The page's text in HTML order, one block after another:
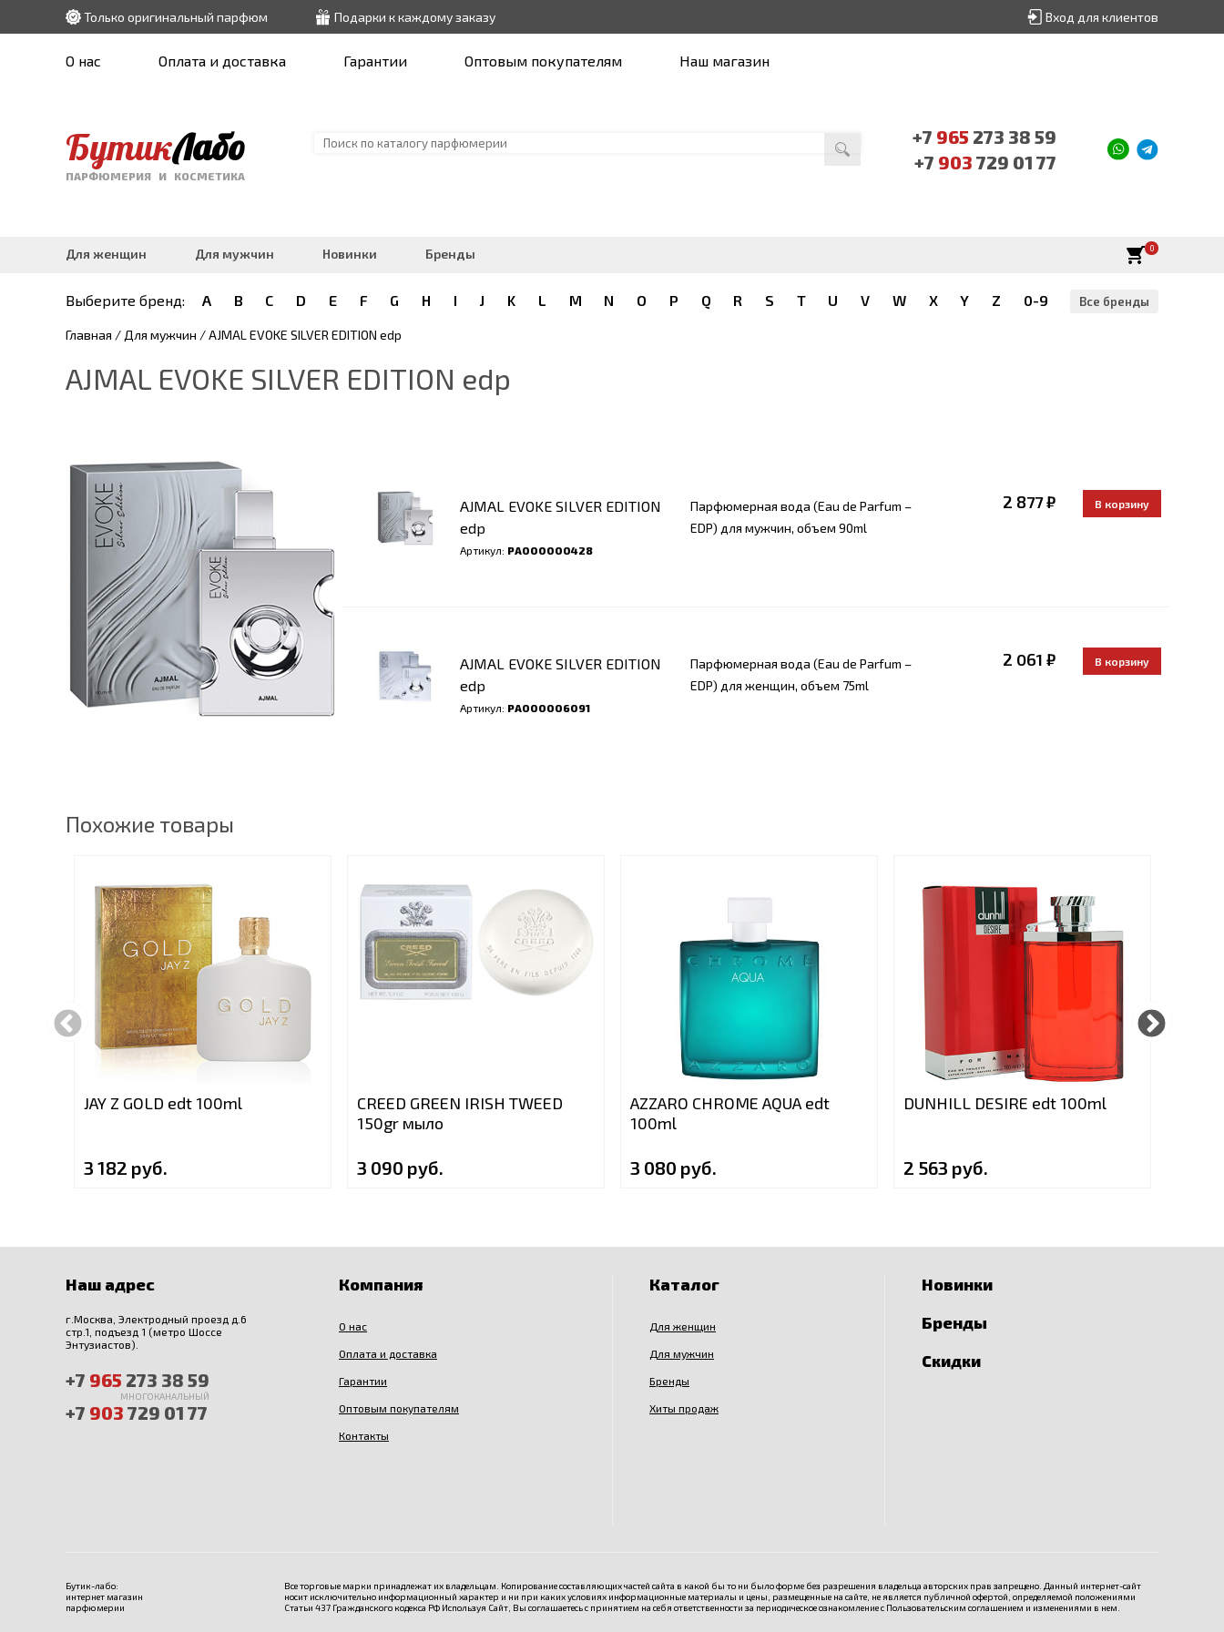
Только оригинальный парфюм Подарки к каждому заказу Вход для клиентов
О нас Оплата и доставка Гарантии Оптовым покупателям Наш магазин
БутикЛабо
ПАРФЮМЕРИЯ И КОСМЕТИКА
+7 965 273 38 59
+7 903 729 01 77
Для женщин Для мужчин Новинки Бренды 0
Выберите бренд: A B C D E F G H I J K L M N O P Q R S T U V W X Y Z 0-9 Все бренды
Главная / Для мужчин / AJMAL EVOKE SILVER EDITION edp
AJMAL EVOKE SILVER EDITION edp
AJMAL EVOKE SILVER EDITION
edp
Артикул: РА000000428
Парфюмерная вода (Eau de Parfum –
EDP) для мужчин, объем 90ml
2 877 ₽
AJMAL EVOKE SILVER EDITION
edp
Артикул: РА000006091
Парфюмерная вода (Eau de Parfum –
EDP) для женщин, объем 75ml
2 061 ₽
Похожие товары
JAY Z GOLD edt 100ml
3 182 руб.
CREED GREEN IRISH TWEED
150gr мыло
3 090 руб.
AZZARO CHROME AQUA edt
100ml
3 080 руб.
DUNHILL DESIRE edt 100ml
2 563 руб.
Наш адрес
г.Москва, Электродный проезд д.6
стр.1, подъезд 1 (метро Шоссе
Энтузиастов).
+7 965 273 38 59
МНОГОКАНАЛЬНЫЙ
+7 903 729 01 77
Компания
О нас
Оплата и доставка
Гарантии
Оптовым покупателям
Контакты
Каталог
Для женщин
Для мужчин
Бренды
Хиты продаж
Новинки
Бренды
Скидки
Бутик-лабо:
интернет магазин
парфюмерии
Все торговые марки принадлежат их владельцам. Копирование составляющих частей сайта в какой бы то ни было форме без разрешения владельца авторских прав запрещено. Данный интернет-сайт
носит исключительно информационный характер и ни при каких условиях информационные материалы и цены, размещенные на сайте, не является публичной офертой, определяемой положениями
Статьи 437 Гражданского кодекса РФ Используя Сайт, Вы соглашаетесь с принятием на себя ответственности за периодическое ознакомление с Пользовательским соглашением и изменениями в нем.